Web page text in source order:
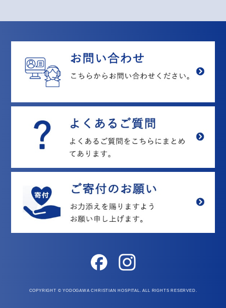
COPYRIGHT © YODOGAWA CHRISTIAN HOSPITAL. ALL RIGHTS RESERVED.